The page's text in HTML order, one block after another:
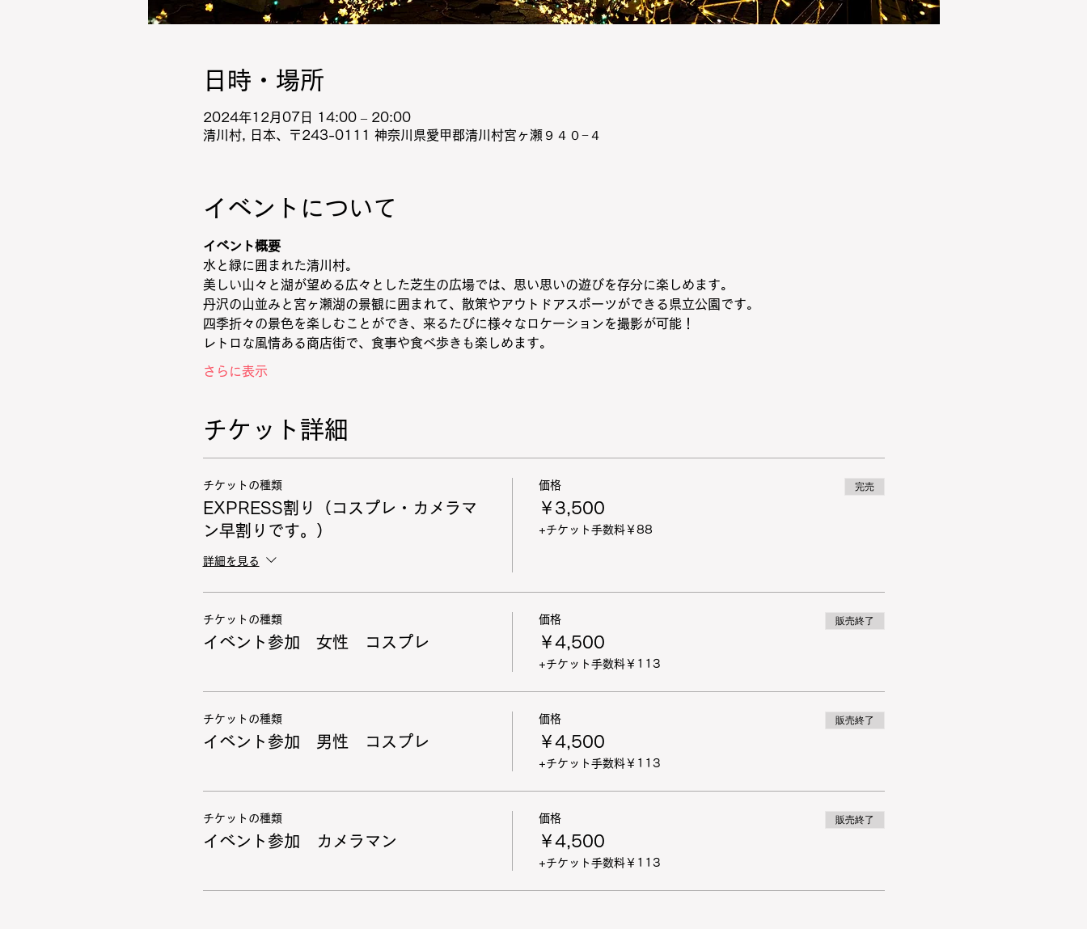
日時・場所
2024年12月07日 14:00 – 20:00
清川村, 日本、〒243-0111 神奈川県愛甲郡清川村宮ヶ瀬９４０−４
イベントについて
イベント概要
水と緑に囲まれた清川村。
美しい山々と湖が望める広々とした芝生の広場では、思い思いの遊びを存分に楽しめます。
丹沢の山並みと宮ヶ瀬湖の景観に囲まれて、散策やアウトドアスポーツができる県立公園です。
四季折々の景色を楽しむことができ、来るたびに様々なロケーションを撮影が可能！
レトロな風情ある商店街で、食事や食べ歩きも楽しめます。
さらに表示
チケット詳細
チケットの種類
EXPRESS割り（コスプレ・カメラマ
ン早割りです。）
詳細を見る
価格
￥3,500
+チケット手数料￥88
完売
チケットの種類
イベント参加 女性 コスプレ
価格
￥4,500
+チケット手数料￥113
販売終了
チケットの種類
イベント参加 男性 コスプレ
価格
￥4,500
+チケット手数料￥113
販売終了
チケットの種類
イベント参加 カメラマン
価格
￥4,500
+チケット手数料￥113
販売終了